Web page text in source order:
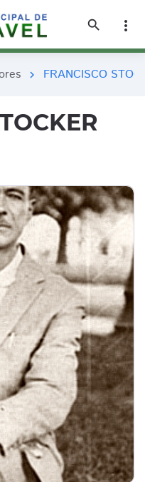
search
more_vert
chevron_right FRANCISCO